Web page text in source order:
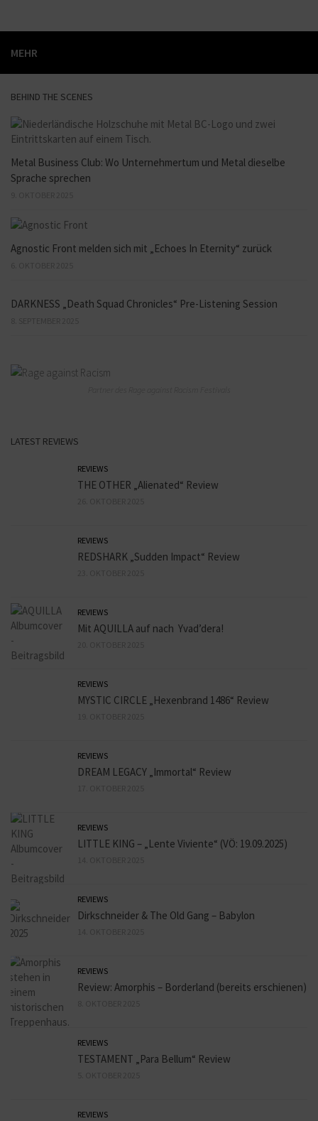
MEHR
BEHIND THE SCENES
Metal Business Club: Wo Unternehmertum und Metal dieselbe
Sprache sprechen
Agnostic Front melden sich mit „Echoes In Eternity“ zurück
DARKNESS „Death Squad Chronicles“ Pre-Listening Session
LATEST REVIEWS
REVIEWS
THE OTHER „Alienated“ Review
REVIEWS
REDSHARK „Sudden Impact“ Review
REVIEWS
Mit AQUILLA auf nach Yvad’dera!
REVIEWS
MYSTIC CIRCLE „Hexenbrand 1486“ Review
REVIEWS
DREAM LEGACY „Immortal“ Review
REVIEWS
LITTLE KING – „Lente Viviente“ (VÖ: 19.09.2025)
REVIEWS
Dirkschneider & The Old Gang – Babylon
REVIEWS
Review: Amorphis – Borderland (bereits erschienen)
REVIEWS
TESTAMENT „Para Bellum“ Review
REVIEWS